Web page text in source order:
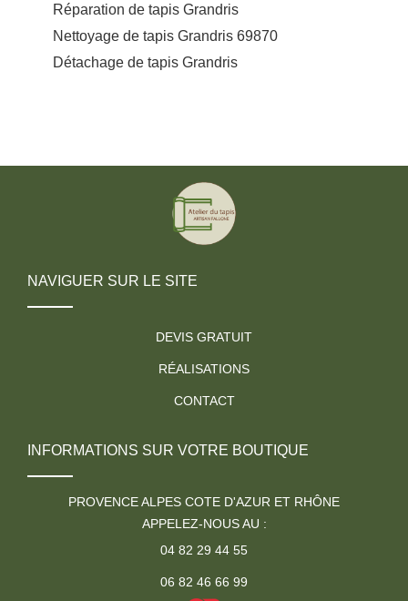
Réparation de tapis Grandris
Nettoyage de tapis Grandris 69870
Détachage de tapis Grandris
NAVIGUER SUR LE SITE
DEVIS GRATUIT
RÉALISATIONS
CONTACT
INFORMATIONS SUR VOTRE BOUTIQUE
PROVENCE ALPES COTE D'AZUR ET RHÔNE
APPELEZ-NOUS AU :
04 82 29 44 55
06 82 46 66 99